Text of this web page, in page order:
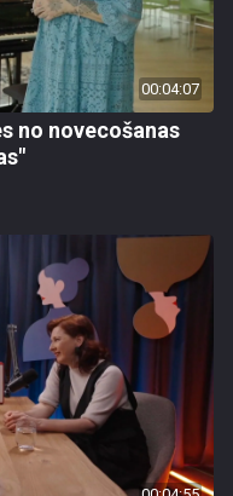
00:04:07
no novecošanas